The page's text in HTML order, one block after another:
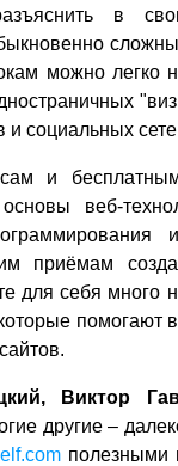
в
можно легко
и социальных
и
веб-
приёмам
для себя много
помогают
Виктор
другие –
полезными